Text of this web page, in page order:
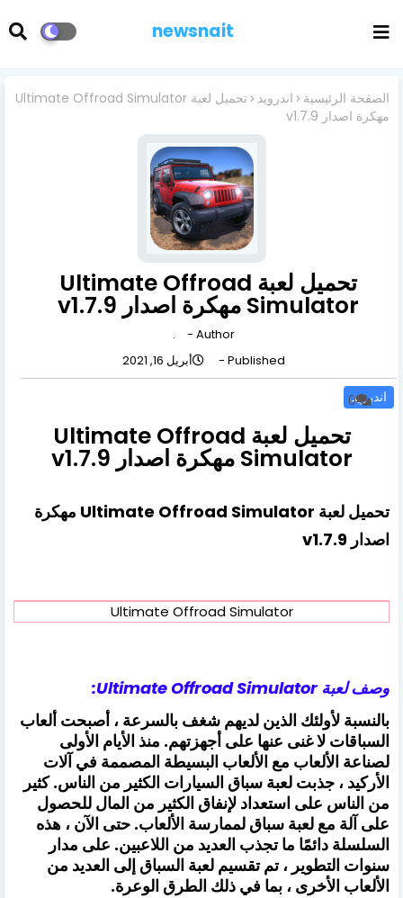
newsnait
الصفحة الرئيسية اندرويد
تحميل لعبة Ultimate Offroad Simulator
مهكرة اصدار v1.7.9
تحميل لعبة Ultimate Offroad
Simulator مهكرة اصدار v1.7.9
Author -
.
Published -
أبريل 16, 2021
اندرويد0
تحميل لعبة Ultimate Offroad
Simulator مهكرة اصدار v1.7.9
تحميل لعبة Ultimate Offroad Simulator مهكرة
اصدار v1.7.9
Ultimate Offroad Simulator
وصف لعبة Ultimate Offroad Simulator:
بالنسبة لأولئك الذين لديهم شغف بالسرعة ، أصبحت ألعاب
السباقات لا غنى عنها على أجهزتهم. منذ الأيام الأولى
لصناعة الألعاب مع الألعاب البسيطة المصممة في آلات
الأركيد ، جذبت لعبة سباق السيارات الكثير من الناس. كثير
من الناس على استعداد لإنفاق الكثير من المال للحصول
على آلة مع لعبة سباق لممارسة الألعاب. حتى الآن ، هذه
السلسلة دائمًا ما تجذب العديد من اللاعبين. على مدار
سنوات التطوير ، تم تقسيم لعبة السباق إلى العديد من
الألعاب الأخرى ، بما في ذلك الطرق الوعرة.